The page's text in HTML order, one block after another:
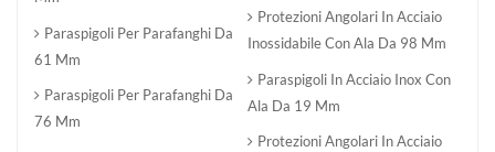
Paraspigoli Per Parafanghi Da
61 Mm
Paraspigoli Per Parafanghi Da
76 Mm
Protezioni Angolari In Acciaio
Inossidabile Con Ala Da 98 Mm
Paraspigoli In Acciaio Inox Con
Ala Da 19 Mm
Protezioni Angolari In Acciaio